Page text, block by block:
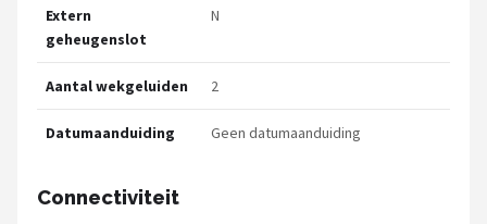
Extern
geheugenslot
N
Aantal wekgeluiden 2
Datumaanduiding Geen datumaanduiding
Connectiviteit